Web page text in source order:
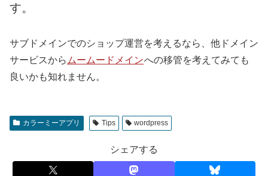
す。
サブドメインでのショップ運営を考えるなら、他ドメイン
サービスから ムームードメインへの移管を考えてみても
良いかも知れません。
カラーミーアプリ Tips wordpress
シェアする